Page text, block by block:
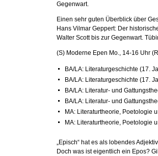
Gegenwart.
Einen sehr guten Überblick über
Hans Vilmar Geppert: Der
Walter Scott bis zur Gegenwart.
(S) Moderne Epen Mo., 14-16 Uhr
BA/LA: Literaturgeschichte (17.
BA/LA: Literaturgeschichte (17.
BA/LA: Literatur- und
BA/LA: Literatur- und
MA: Literaturtheorie, Poetologie
MA: Literaturtheorie, Poetologie
„Episch“ hat es als lobendes
Doch was ist eigentlich ein Epos?